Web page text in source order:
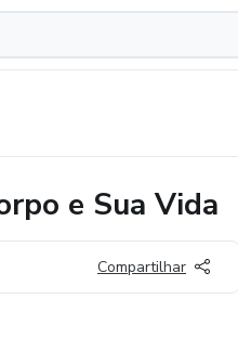
e Sua Vida
Compartilhar